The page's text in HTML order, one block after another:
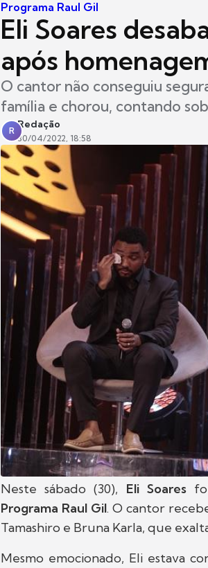
Programa Raul Gil
Eli Soares
após
O cantor não conseguiu
família e chorou, contando
R
Redação
30/04/2022, 18:58
Neste sábado (30), Eli Soares
Programa Raul Gil. O cantor
Tamashiro e Bruna Karla, que
Mesmo emocionado, Eli estava